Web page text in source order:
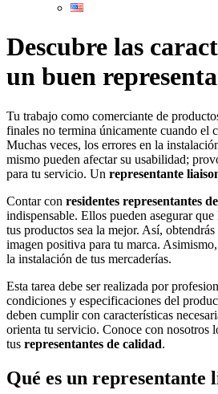
Descubre las
un buen
Tu trabajo como comerciante de
finales no termina únicamente cuando el
Muchas veces, los errores en la
mismo pueden afectar su usabilidad;
para tu servicio. Un representante
Contar con residentes representantes
indispensable. Ellos pueden asegurar
tus productos sea la mejor. Así,
imagen positiva para tu marca.
la instalación de tus mercaderías.
Esta tarea debe ser realizada por
condiciones y especificaciones del
deben cumplir con características
orienta tu servicio. Conoce con nosotros
tus representantes de calidad.
Qué es un representante